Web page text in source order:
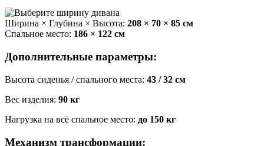
Ширина × Глубина × Высота: 208 × 70 × 85 см
Спальное место: 186 × 122 см
Дополнительные параметры:
Высота сиденья / спального места: 43 / 32 см
Вес изделия: 90 кг
Нагрузка на всё спальное место: до 150 кг
Механизм трансформации: